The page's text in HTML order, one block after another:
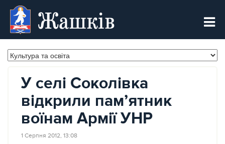
Жашків
У селі Соколівка
відкрили пам’ятник
воїнам Армії УНР
1 Серпня 2012, 13:08